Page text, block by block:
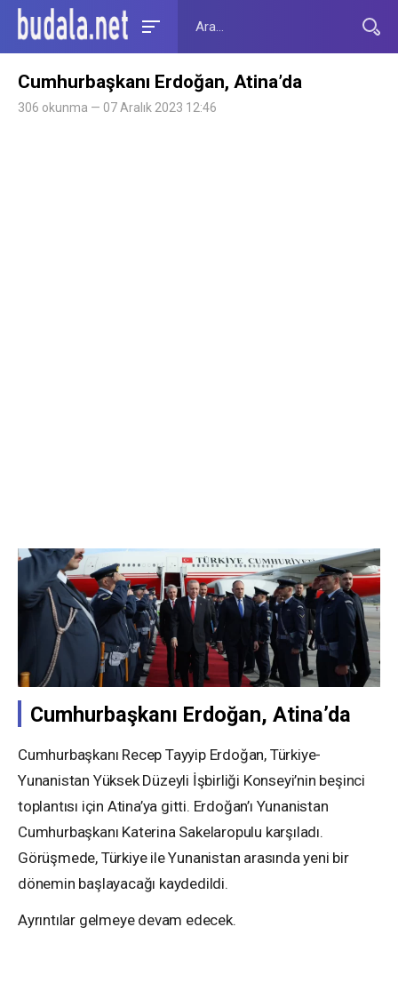
Cumhurbaşkanı Erdoğan, Atina’da
306 okunma — 07 Aralık 2023 12:46
Cumhurbaşkanı Erdoğan, Atina’da
Cumhurbaşkanı Recep Tayyip Erdoğan, Türkiye-
Yunanistan Yüksek Düzeyli İşbirliği Konseyi’nin beşinci
toplantısı için Atina’ya gitti. Erdoğan’ı Yunanistan
Cumhurbaşkanı Katerina Sakelaropulu karşıladı.
Görüşmede, Türkiye ile Yunanistan arasında yeni bir
dönemin başlayacağı kaydedildi.
Ayrıntılar gelmeye devam edecek.